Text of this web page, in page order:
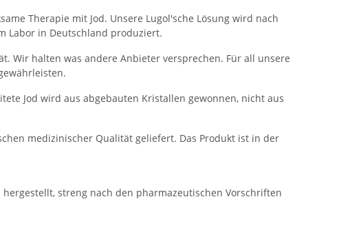
Therapie mit Jod. Unsere Lugol'sche Lösung wird nach
Labor in Deutschland produziert.
Wir halten was andere Anbieter versprechen. Für all unsere
Jod wird aus abgebauten Kristallen gewonnen, nicht aus
medizinischer Qualität geliefert. Das Produkt ist in der
streng nach den pharmazeutischen Vorschriften